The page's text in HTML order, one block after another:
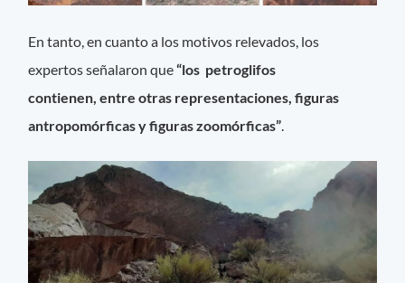
En tanto, en cuanto a los motivos relevados, los
expertos señalaron que“los petroglifos
contienen, entre otras representaciones, figuras
antropomórficas y figuras zoomórficas”.